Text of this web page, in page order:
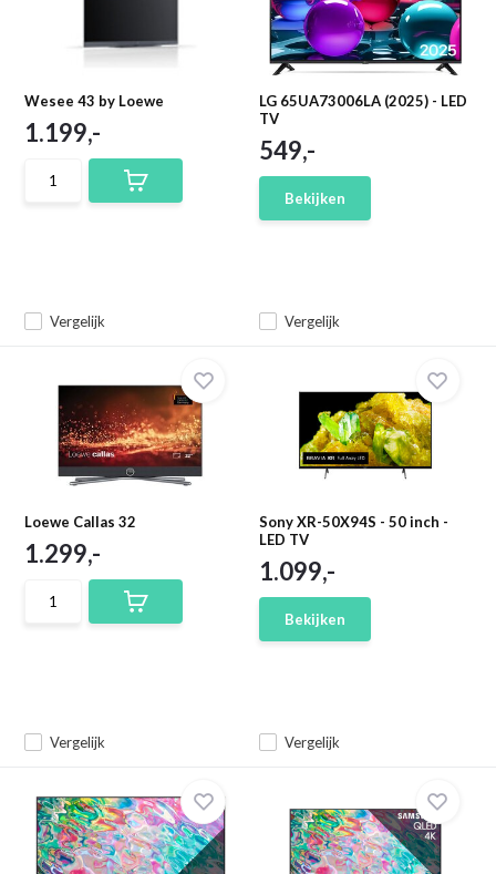
Wesee 43 by Loewe
Vergelijk
1.199,-
LG 65UA73006LA (2025) - LED
TV
Vergelijk
549,-
Bekijken
Loewe Callas 32
Vergelijk
1.299,-
Sony XR-50X94S - 50 inch -
LED TV
Vergelijk
1.099,-
Bekijken